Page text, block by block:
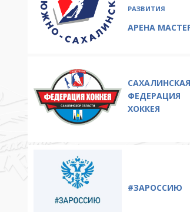
РАЗВИТИЯ
АРЕНА
САХАЛИНСКАЯ
ФЕДЕРАЦИЯ
ХОККЕЯ
#ЗAРОССИЮ